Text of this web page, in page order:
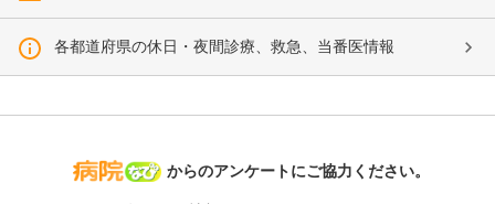
各都道府県の休日・夜間診療、救急、当番医情報
病院なび
からのアンケートにご協力ください。